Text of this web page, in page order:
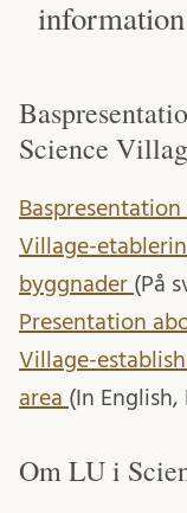
information
Science
Village-
byggnader (På
Presentation
Village-
area (In English,
Om LU i